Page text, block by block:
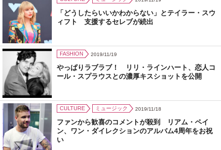
「どうしたらいいかわからない」とテイラー・スウ
ィフト 支援するセレブが続出
FASHION 2019/11/19
やっぱりラブラブ！ リリ・ラインハート、恋人コ
ール・スプラウスとの濃厚キスショットを公開
CULTURE ミュージック 2019/11/18
ファンから歓喜のコメントが殺到 リアム・ペイ
ン、ワン・ダイレクションのアルバム4周年をお祝
い